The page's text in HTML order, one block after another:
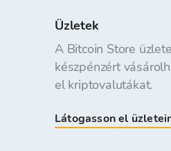
Üzletek
A Bitcoin Store
készpénzért
el kriptovalutákat.
Látogasson el